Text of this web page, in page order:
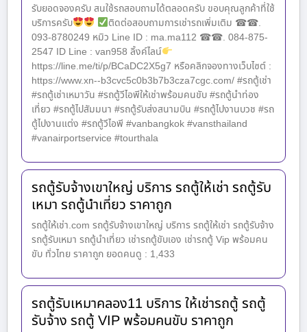
รับยอดจองครับ สนใช้รถสอบถามได้ตลอดครับ ขอบคุณลูกค้าที่ใช้
บริการครับ
ติดต่อสอบถามการเช่ารถเพิ่มเติม ☎☎.
093-8780249 หมิว Line ID : ma.ma112 ☎☎. 084-875-
2547 ID Line : van958 ลิ้งค์ไลน์
https://line.me/ti/p/BCaDC2X5g7 หรือคลิกจองทางเว็บไซต์ :
https://www.xn--b3cvc5c0b3b7b3cza7cgc.com/ #รถตู้เช่า
#รถตู้เช่าเหมาวัน #รถตู้วีไอพีให้เช่าพร้อมคนขับ #รถตู้นำท่อง
เที่ยว #รถตู้ไปสัมมนา #รถตู้รับส่งสนามบิน #รถตู้ไปงานบวช #รถ
ตู้ไปงานแต่ง #รถตู้วีไอพี #vanbangkok #vansthailand
#vanairportservice #tourthala
รถตู้รับจ้างเขาใหญ่ บริการ รถตู้ให้เช่า รถตู้รับ
เหมา รถตู้นำเที่ยว ราคาถูก
รถตู้ให้เช่า.com รถตู้รับจ้างเขาใหญ่ บริการ รถตู้ให้เช่า รถตู้รับจ้าง
รถตู้รับเหมา รถตู้นำเที่ยว เช่ารถตู้ขับเอง เช่ารถตู้ Vip พร้อมคน
ขับ ทั่วไทย ราคาถูก ยอดคนดู : 1,433
รถตู้รับเหมาคลอง11 บริการ ให้เช่ารถตู้ รถตู้
รับจ้าง รถตู้ VIP พร้อมคนขับ ราคาถูก